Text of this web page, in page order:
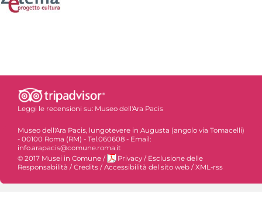
Leggi le recensioni su: Museo dell'Ara Pacis
Museo dell'Ara Pacis, lungotevere in Augusta (angolo via Tomacelli)
- 00100 Roma (RM) - Tel.060608 - Email:
info.arapacis@comune.roma.it
© 2017 Musei in Comune / Privacy / Esclusione delle
Responsabilità / Credits / Accessibilità del sito web / XML-rss